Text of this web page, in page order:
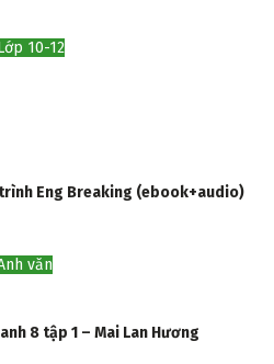
10-12
Eng Breaking (ebook+audio)
văn
8 tập 1 – Mai Lan Hương